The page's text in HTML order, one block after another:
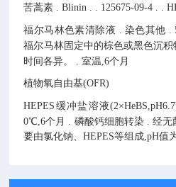
苦蒿素 . Blinin . . 125675-09-4 . .
福尔马林色素清除液 . 染色其他 .
福尔马林固定中的棕色或黑色沉积
时间各异。
. 室温,6个月
植物氧自由基(OFR)
HEPES缓冲盐溶液
0℃,6个月 . 磷酸钙细胞转染 . 经无
要由氯化钠、HEPES等组成,pH值为